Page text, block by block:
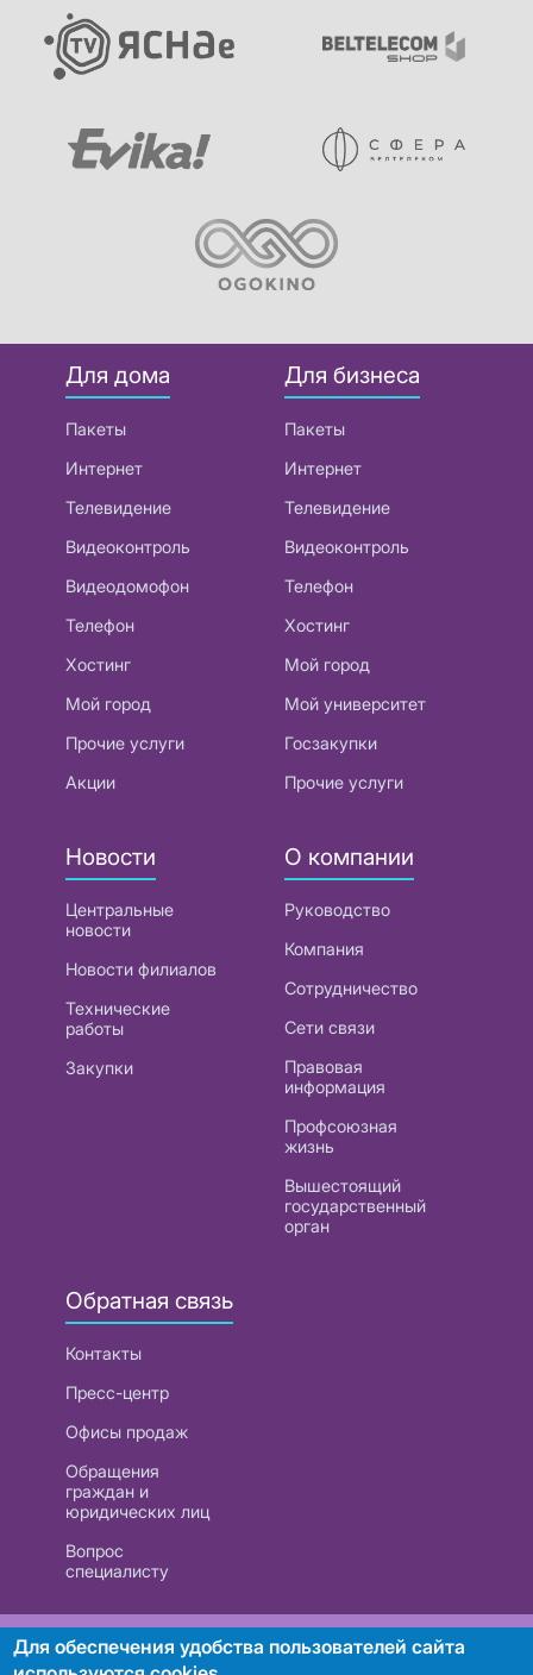
Для дома
Пакеты
Интернет
Телевидение
Видеоконтроль
Видеодомофон
Телефон
Хостинг
Мой город
Прочие услуги
Акции
Для бизнеса
Пакеты
Интернет
Телевидение
Видеоконтроль
Телефон
Хостинг
Мой город
Мой университет
Госзакупки
Прочие услуги
Новости
Центральные
новости
Новости филиалов
Технические
работы
Закупки
О компании
Руководство
Компания
Сотрудничество
Сети связи
Правовая
информация
Профсоюзная
жизнь
Вышестоящий
государственный
орган
Обратная связь
Контакты
Пресс-центр
Офисы продаж
Обращения
граждан и
юридических лиц
Вопрос
специалисту
РУП «Белтелеком». УНП 101007741
Для обеспечения удобства пользователей сайта